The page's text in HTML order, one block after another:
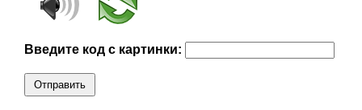
Введите код с картинки:
Отправить